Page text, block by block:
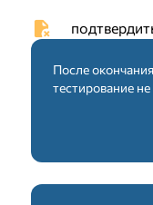
После
тестирование